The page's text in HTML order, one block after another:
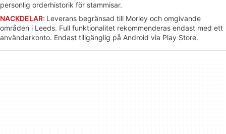
personlig orderhistorik för stammisar.
NACKDELAR: Leverans begränsad till Morley och omgivande
områden i Leeds. Full funktionalitet rekommenderas endast med ett
användarkonto. Endast tillgänglig på Android via Play Store.